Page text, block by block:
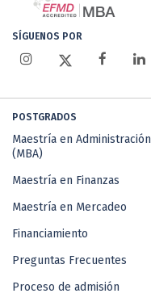
SÍGUENOS POR
POSTGRADOS
Maestría en Administración
(MBA)
Maestría en Finanzas
Maestría en Mercadeo
Financiamiento
Preguntas Frecuentes
Proceso de admisión